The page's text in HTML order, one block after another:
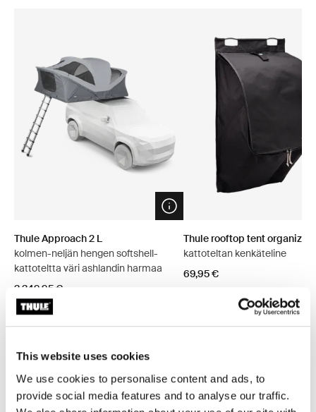
This website uses cookies
We use cookies to personalise content and ads, to
provide social media features and to analyse our traffic.
Open info modal
Thule Approach 2 L
kolmen-neljän hengen softshell-
kattoteltta väri ashlandin harmaa
3 349,95 €
Thule rooftop tent organizer
kattoteltan kenkäteline
69,95 €
Tutustu paketteihin